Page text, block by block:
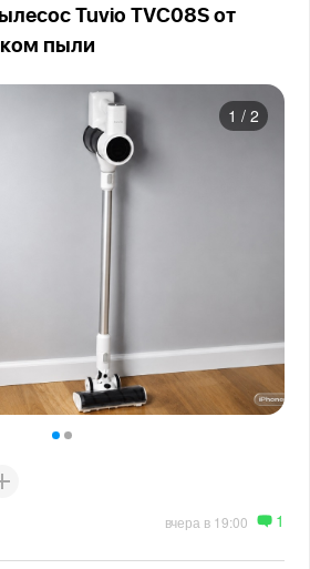
Tuvio TVC08S от
пыли
1 / 2
вчера в 19:00 1